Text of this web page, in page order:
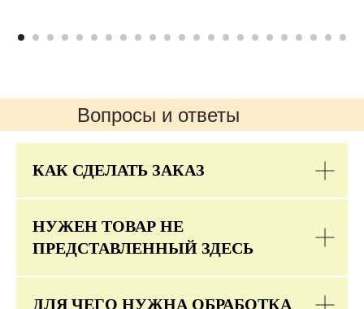
Вопросы и ответы
КАК СДЕЛАТЬ ЗАКАЗ
НУЖЕН ТОВАР НЕ
ПРЕДСТАВЛЕННЫЙ ЗДЕСЬ
ДЛЯ ЧЕГО НУЖНА ОБРАБОТКА